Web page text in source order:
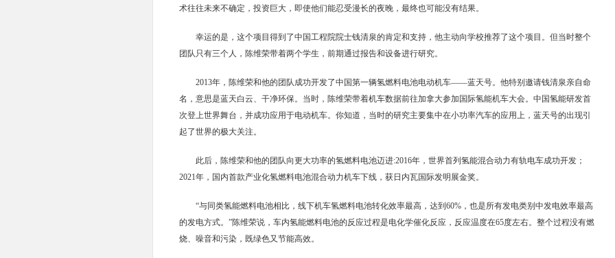
术往往未来不确定，投资巨大，即使他们能忍受漫长的夜晚，最终也可能没有结果。
幸运的是，这个项目得到了中国工程院院士钱清泉的肯定和支持，他主动向学校推荐了这个项目。但当时整个
团队只有三个人，陈维荣带着两个学生，前期通过报告和设备进行研究。
2013年，陈维荣和他的团队成功开发了中国第一辆氢燃料电池电动机车——蓝天号。他特别邀请钱清泉亲自命
名，意思是蓝天白云、干净环保。当时，陈维荣带着机车数据前往加拿大参加国际氢能机车大会。中国氢能研发首
次登上世界舞台，并成功应用于电动机车。你知道，当时的研究主要集中在小功率汽车的应用上，蓝天号的出现引
起了世界的极大关注。
此后，陈维荣和他的团队向更大功率的氢燃料电池迈进:2016年，世界首列氢能混合动力有轨电车成功开发；
2021年，国内首款产业化氢燃料电池混合动力机车下线，获日内瓦国际发明展金奖。
“与同类氢能燃料电池相比，线下机车氢燃料电池转化效率最高，达到60%，也是所有发电类别中发电效率最高
的发电方式。”陈维荣说，车内氢能燃料电池的反应过程是电化学催化反应，反应温度在65度左右。整个过程没有燃
烧、噪音和污染，既绿色又节能高效。